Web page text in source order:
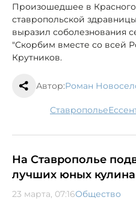
Произошедшее в
ставропольской
выразил соболезнования
"Скорбим вместе со всей
Крутников.
Автор:Роман
Ставрополье
На Ставрополье
лучших юных
23 марта, 07:16Общество